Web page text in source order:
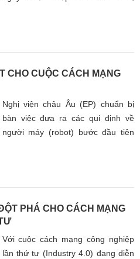
nghiệp (DN) nội địa tự xoay xở, tìm
kiếm thị trường.
CHO CUỘC CÁCH MẠNG
Nghị viện châu Âu (EP) chuẩn bị
bàn việc đưa ra các qui định về
người máy (robot) bước đầu tiên
cơ bản toàn dân là rất cần thiết
trước các vận động mới của thị
trường lao động.
PHÁ CHO CÁCH MẠNG
Với cuộc cách mạng công nghiệp
lần thứ tư (Industry 4.0) đang diễn